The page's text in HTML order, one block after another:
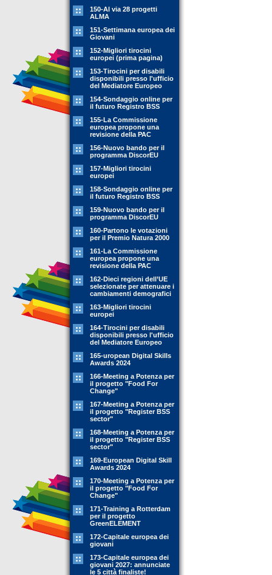
150-Al via 28 progetti
ALMA
151-Settimana europea dei
Giovani
152-Migliori tirocini
europei (prima pagina)
153-Tirocini per disabili
disponibili presso l'ufficio
del Mediatore Europeo
154-Sondaggio online per
il futuro Registro BSS
155-La Commissione
europea propone una
revisione della PAC
156-Nuovo bando per il
programma DiscorEU
157-Migliori tirocini
europei
158-Sondaggio online per
il futuro Registro BSS
159-Nuovo bando per il
programma DiscorEU
160-Partono le votazioni
per il Premio Natura 2000
161-La Commissione
europea propone una
revisione della PAC
162-Dieci regioni dell’UE
selezionate per attenuare i
cambiamenti demografici
163-Migliori tirocini
europei
164-Tirocini per disabili
disponibili presso l'ufficio
del Mediatore Europeo
165-uropean Digital Skills
Awards 2024
166-Meeting a Potenza per
il progetto "Food For
Change"
167-Meeting a Potenza per
il progetto "Register BSS
sector"
168-Meeting a Potenza per
il progetto "Register BSS
sector"
169-European Digital Skill
Awards 2024
170-Meeting a Potenza per
il progetto "Food For
Change"
171-Training a Rotterdam
per il progetto
GreenELEMENT
172-Capitale europea dei
giovani
173-Capitale europea dei
giovani 2027: annunciate
le 5 città finaliste!